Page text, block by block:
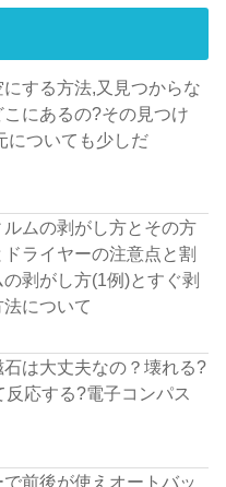
する方法,又見つからな
にあるの?その見つけ
についても少しだ
ムの剥がし方とその方
ライヤーの注意点と割
剥がし方(1例)とすぐ剥
について
は大丈夫なの？壊れる?
応する?電子コンパス
前後が使えオートバッ